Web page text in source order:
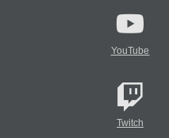
YouTube
Twitch